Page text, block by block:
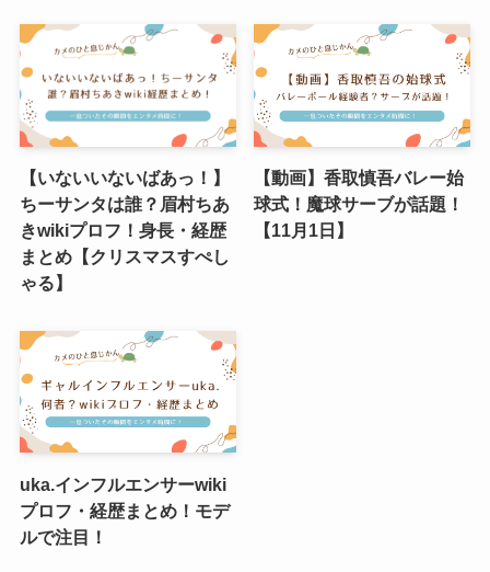
【いないいないばあっ！】
ちーサンタは誰？眉村ちあ
きwikiプロフ！身長・経歴
まとめ【クリスマスすぺし
ゃる】
【動画】香取慎吾バレー始
球式！魔球サーブが話題！
【11月1日】
uka.インフルエンサーwiki
プロフ・経歴まとめ！モデ
ルで注目！